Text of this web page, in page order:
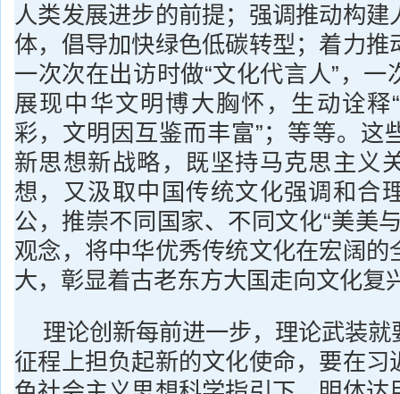
人类发展进步的前提；强调推动构建
体，倡导加快绿色低碳转型；着力推
一次次在出访时做“文化代言人”，一
展现中华文明博大胸怀，生动诠释
彩，文明因互鉴而丰富”；等等。这
新思想新战略，既坚持马克思主义
想，又汲取中国传统文化强调和合
公，推崇不同国家、不同文化“美美
观念，将中华优秀传统文化在宏阔的
大，彰显着古老东方大国走向文化复
理论创新每前进一步，理论武装
征程上担负起新的文化使命，要在习